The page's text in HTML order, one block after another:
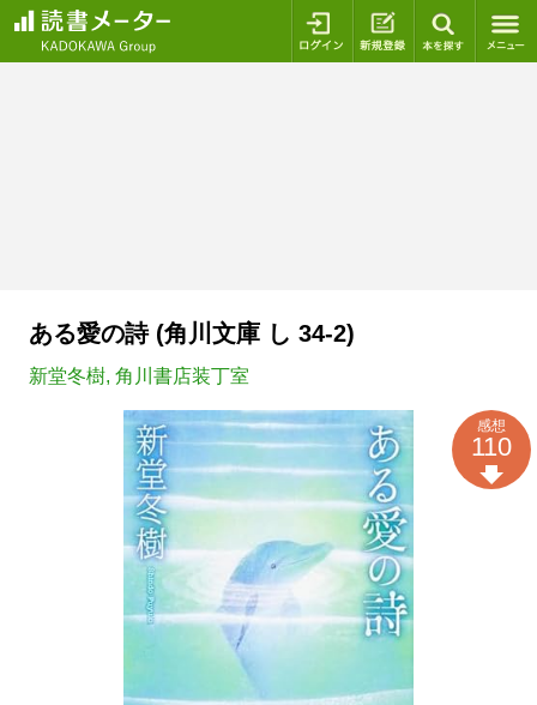
ログイン 新規登録
ある愛の詩 (角川文庫 し 34-2)
新堂冬樹, 角川書店装丁室
感想
110